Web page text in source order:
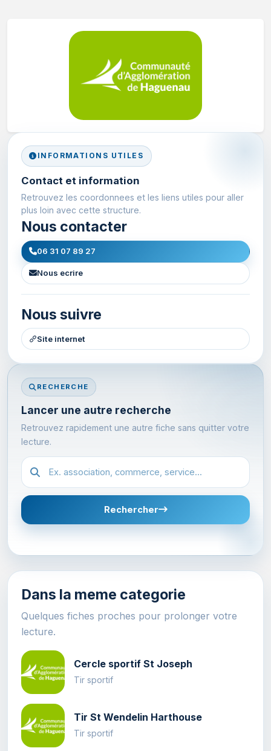
INFORMATIONS UTILES
Contact et information
Retrouvez les coordonnees et les liens utiles pour aller
plus loin avec cette structure.
Nous contacter
06 31 07 89 27
Nous ecrire
Nous suivre
Site internet
RECHERCHE
Lancer une autre recherche
Retrouvez rapidement une autre fiche sans quitter votre
lecture.
Recherche dans l'annuaire
Rechercher
Dans la meme categorie
Quelques fiches proches pour prolonger votre
lecture.
Cercle sportif St Joseph
Tir sportif
Tir St Wendelin Harthouse
Tir sportif